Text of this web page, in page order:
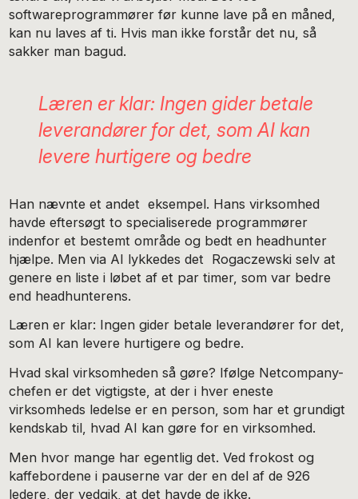
softwareprogrammører før kunne lave på en måned,
kan nu laves af ti. Hvis man ikke forstår det nu, så
sakker man bagud.
Læren er klar: Ingen gider betale
leverandører for det, som AI kan
levere hurtigere og bedre
Han nævnte et andet eksempel. Hans virksomhed
havde eftersøgt to specialiserede programmører
indenfor et bestemt område og bedt en headhunter
hjælpe. Men via AI lykkedes det Rogaczewski selv at
genere en liste i løbet af et par timer, som var bedre
end headhunterens.
Læren er klar: Ingen gider betale leverandører for det,
som AI kan levere hurtigere og bedre.
Hvad skal virksomheden så gøre? Ifølge Netcompany-
chefen er det vigtigste, at der i hver eneste
virksomheds ledelse er en person, som har et grundigt
kendskab til, hvad AI kan gøre for en virksomhed.
Men hvor mange har egentlig det. Ved frokost og
kaffebordene i pauserne var der en del af de 926
ledere, der vedgik, at det havde de ikke.